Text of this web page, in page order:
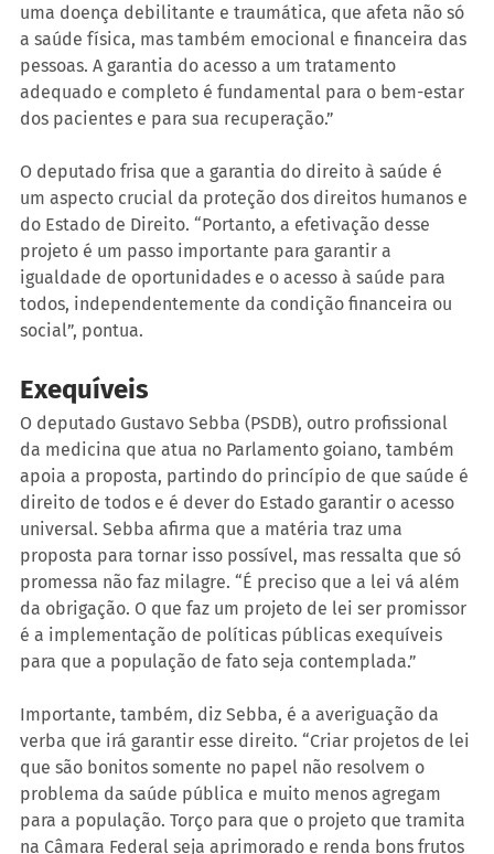
uma doença debilitante e traumática, que afeta não só
a saúde física, mas também emocional e financeira das
pessoas. A garantia do acesso a um tratamento
adequado e completo é fundamental para o bem-estar
dos pacientes e para sua recuperação.”
O deputado frisa que a garantia do direito à saúde é
um aspecto crucial da proteção dos direitos humanos e
do Estado de Direito. “Portanto, a efetivação desse
projeto é um passo importante para garantir a
igualdade de oportunidades e o acesso à saúde para
todos, independentemente da condição financeira ou
social”, pontua.
Exequíveis
O deputado Gustavo Sebba (PSDB), outro profissional
da medicina que atua no Parlamento goiano, também
apoia a proposta, partindo do princípio de que saúde é
direito de todos e é dever do Estado garantir o acesso
universal. Sebba afirma que a matéria traz uma
proposta para tornar isso possível, mas ressalta que só
promessa não faz milagre. “É preciso que a lei vá além
da obrigação. O que faz um projeto de lei ser promissor
é a implementação de políticas públicas exequíveis
para que a população de fato seja contemplada.”
Importante, também, diz Sebba, é a averiguação da
verba que irá garantir esse direito. “Criar projetos de lei
que são bonitos somente no papel não resolvem o
problema da saúde pública e muito menos agregam
para a população. Torço para que o projeto que tramita
na Câmara Federal seja aprimorado e renda bons frutos